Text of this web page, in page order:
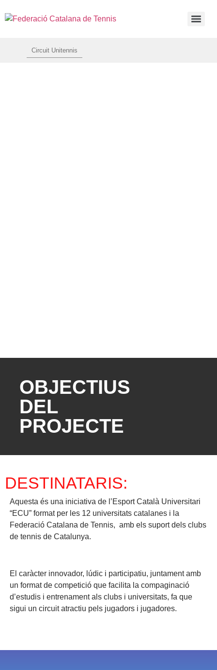
Circuit Unitennis
OBJECTIUS
DEL
PROJECTE
DESTINATARIS:
Aquesta és una iniciativa de l’Esport Català Universitari
“ECU” format per les 12 universitats catalanes i la
Federació Catalana de Tennis, amb els suport dels clubs
de tennis de Catalunya.
El caràcter innovador, lúdic i participatiu, juntament amb
un format de competició que facilita la compaginació
d’estudis i entrenament als clubs i universitats, fa que
sigui un circuit atractiu pels jugadors i jugadores.